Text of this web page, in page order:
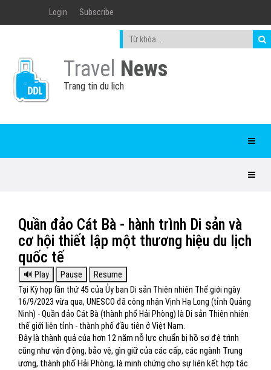
Login Subscribe
Travel News
Trang tin du lịch
Quần đảo Cát Bà - hành trình Di sản và
cơ hội thiết lập một thương hiệu du lịch
quốc tế
Tại Kỳ họp lần thứ 45 của Ủy ban Di sản Thiên nhiên Thế giới ngày
16/9/2023 vừa qua, UNESCO đã công nhận Vịnh Hạ Long (tỉnh Quảng
Ninh) - Quần đảo Cát Bà (thành phố Hải Phòng) là Di sản Thiên nhiên
thế giới liên tỉnh - thành phố đầu tiên ở Việt Nam.
Đây là thành quả của hơn 12 năm nỗ lực chuẩn bị hồ sơ đệ trình
cũng như vận động, bảo vệ, gìn giữ của các cấp, các ngành Trung
ương, thành phố Hải Phòng; là minh chứng cho sự liên kết hợp tác